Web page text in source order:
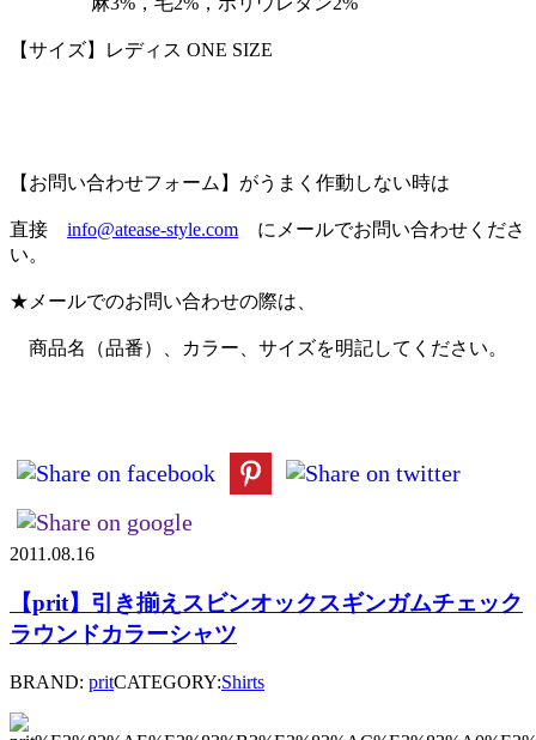
【サイズ】レディス ONE SIZE
【お問い合わせフォーム】がうまく作動しない時は
直接 info@atease-style.com にメールでお問い合わせくださ
い。
★メールでのお問い合わせの際は、
商品名（品番）、カラー、サイズを明記してください。
2011.08.16
【prit】引き揃えスビンオックスギンガムチェック
ラウンドカラーシャツ
BRAND: pritCATEGORY:Shirts